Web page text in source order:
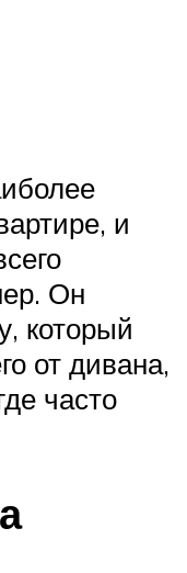
и
Он
который
от дивана,
часто